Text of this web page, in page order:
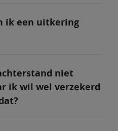
ik een uitkering
niet
ik wil wel verzekerd